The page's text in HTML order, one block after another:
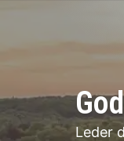
Leder